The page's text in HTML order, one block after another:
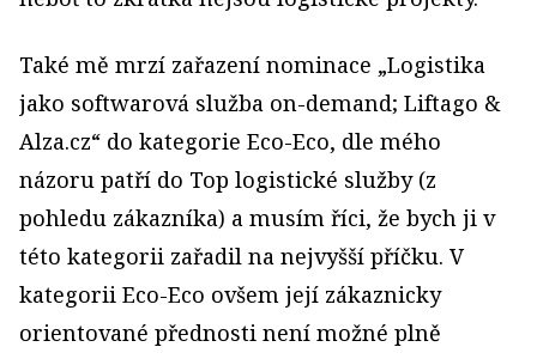
Také mě mrzí zařazení nominace „Logistika
jako softwarová služba on-demand; Liftago &
Alza.cz“ do kategorie Eco-Eco, dle mého
názoru patří do Top logistické služby (z
pohledu zákazníka) a musím říci, že bych ji v
této kategorii zařadil na nejvyšší příčku. V
kategorii Eco-Eco ovšem její zákaznicky
orientované přednosti není možné plně